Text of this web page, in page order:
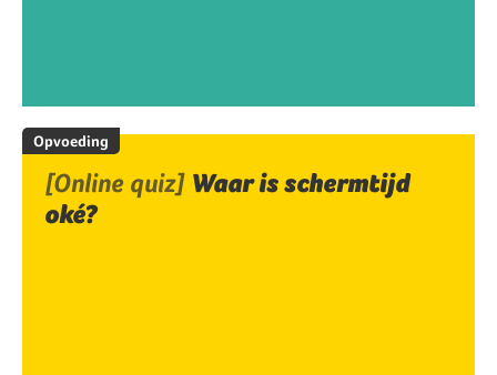
Opvoeding
[Online quiz] Waar is schermtijd
oké?